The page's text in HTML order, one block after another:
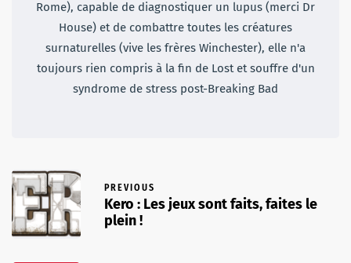
Rome), capable de diagnostiquer un lupus (merci Dr
House) et de combattre toutes les créatures
surnaturelles (vive les frères Winchester), elle n'a
toujours rien compris à la fin de Lost et souffre d'un
syndrome de stress post-Breaking Bad
PREVIOUS
Kero : Les jeux sont faits, faites le
plein !